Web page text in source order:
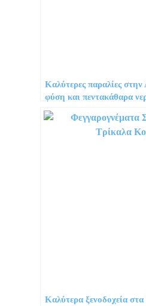
Καλύτερες παραλίες
φύση και πεντακάθαρα
νησί των Σποράδων
Καλύτερα ξενοδοχεία